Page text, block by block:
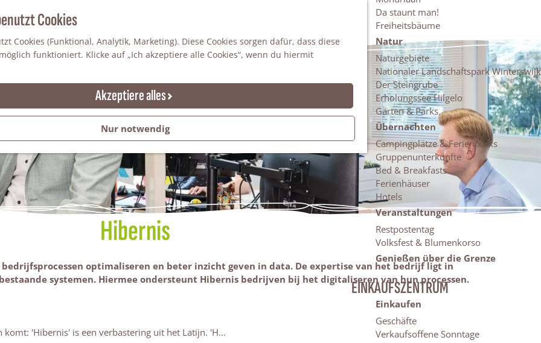
Cookies
Cookies (Funktional, Analytik, Marketing). Diese Cookies sorgen dafür, dass diese
funktioniert. Klicke auf „Ich akzeptiere alle Cookies“, wenn du hiermit
Akzeptiere alles
Nur notwendig
c
n
e
Da staunt man!
Freiheitsbäume
Natur
Naturgebiete
Nationaler Landschaftspark Winterswijk
Der Steingrube
Erholungssee Hilgelo
Gärten & Parks
Übernachten
Campingplätze & Ferienparks
Gruppenunterkünfte
Bed & Breakfasts
Ferienhäuser
Hotels
Veranstaltungen
Restpostentag
Volksfest & Blumenkorso
Genießen über die Grenze
EINKAUFSZENTRUM
Einkaufen
Geschäfte
Verkaufsoffene Sonntage
Hibernis
optimaliseren en beter inzicht geven in data. De expertise van het bedrijf ligt in
systemen. Hiermee ondersteunt Hibernis bedrijven bij het digitaliseren van hun processen.
komt: 'Hibernis' is een verbastering uit het Latijn. 'H…